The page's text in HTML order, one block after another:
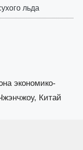
льда
экономико-
Китай